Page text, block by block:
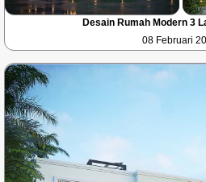
Desain Rumah Modern 3
08 Februari